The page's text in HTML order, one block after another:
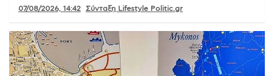
07/08/2026, 14:42 Σύνταξη Lifestyle Politic.gr